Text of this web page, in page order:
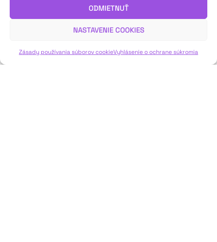
ODMIETNUŤ
NASTAVENIE COOKIES
Zásady používania súborov cookieVyhlásenie o ochrane súkromia
Viac o inscenáciách, témach a festivale sa dozviete v reflexii
Diany Gabrikovej.